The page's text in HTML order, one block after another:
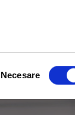
consimțământului
Necesare